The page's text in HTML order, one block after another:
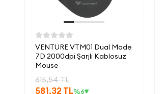
VENTURE VTM01 Dual Mode
7D 2000dpi Şarjlı Kablosuz
Mouse
615,54 TL
581,32 TL%6